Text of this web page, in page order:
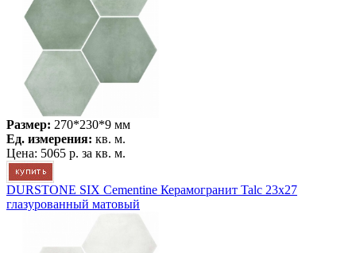
Размер: 270*230*9 мм
Ед. измерения: кв. м.
Цена: 5065 р. за кв. м.
DURSTONE SIX Cementine Керамогранит Talc 23x27
глазурованный матовый